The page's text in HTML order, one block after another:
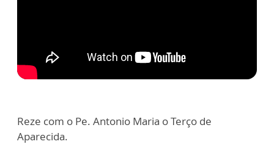
Reze com o Pe. Antonio Maria o Terço de
Aparecida.